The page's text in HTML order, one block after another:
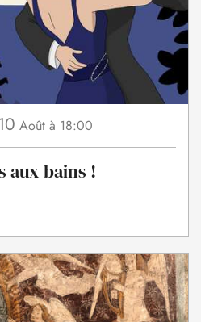
Août à 18:00
aux bains !